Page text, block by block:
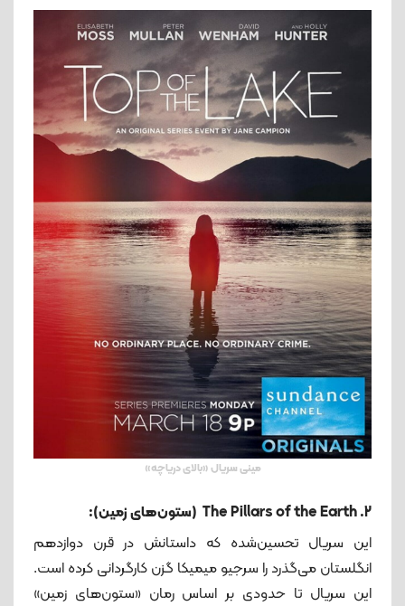
«مینی سریال «بالای دریاچه
2. The Pillars of the Earth (ستون‌های زمین):
این سریال تحسین‌شده که داستانش در قرن دوازدهم
انگلستان می‌گذرد را سرجیو میمیکا گزن کارگردانی کرده است.
این سریال تا حدودی بر اساس رمان «ستون‌های زمین»